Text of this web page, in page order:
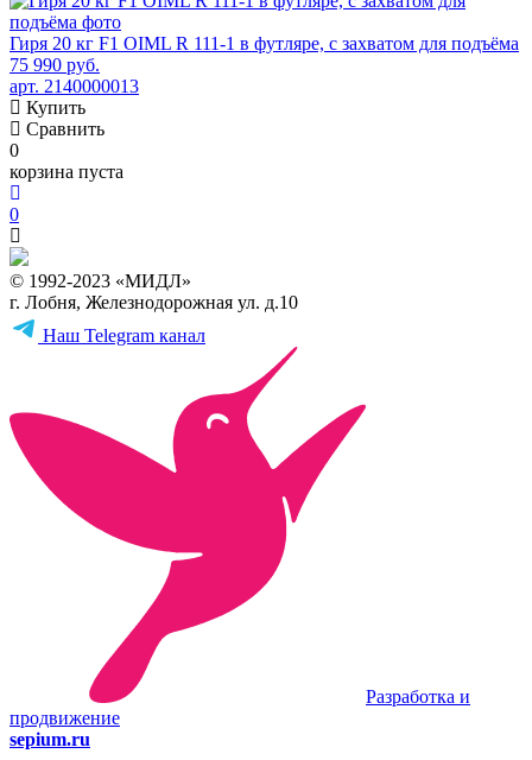
Гиря 20 кг F1 OIML R 111-1 в футляре, с захватом для подъёма
75 990 руб.
арт. 2140000013
Купить
Сравнить
0
корзина пуста
0
© 1992-2023 «МИДЛ»
г. Лобня, Железнодорожная ул. д.10
Наш Telegram канал
Разработка и
продвижение
sepium.ru